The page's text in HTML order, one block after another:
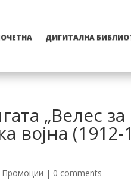
ДИГИТАЛНА
„Велес
војна
Промоции | 0 comments